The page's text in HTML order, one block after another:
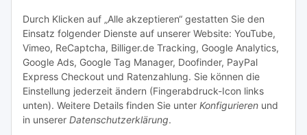
Durch Klicken auf „Alle akzeptieren“ gestatten Sie den
Einsatz folgender Dienste auf unserer Website: YouTube,
Vimeo, ReCaptcha, Billiger.de Tracking, Google Analytics,
Google Ads, Google Tag Manager, Doofinder, PayPal
Express Checkout und Ratenzahlung. Sie können die
Einstellung jederzeit ändern (Fingerabdruck-Icon links
unten). Weitere Details finden Sie unter Konfigurieren und
in unserer Datenschutzerklärung.
Versandinformationen
Sonstiges